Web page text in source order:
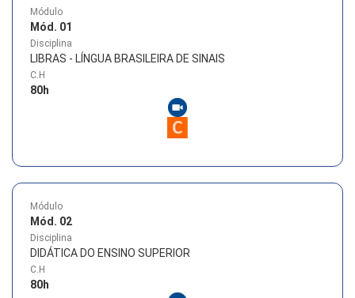
Módulo
Mód. 01
Disciplina
LIBRAS - LÍNGUA BRASILEIRA DE SINAIS
C.H
80h
Módulo
Mód. 02
Disciplina
DIDÁTICA DO ENSINO SUPERIOR
C.H
80h